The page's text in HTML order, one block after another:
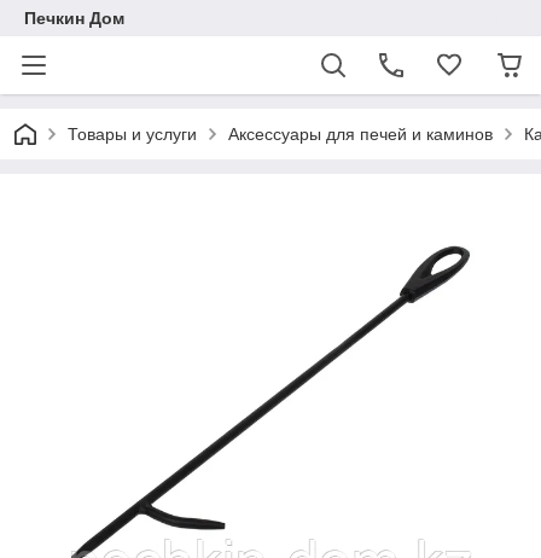
Печкин Дом
Товары и услуги Аксессуары для печей и каминов